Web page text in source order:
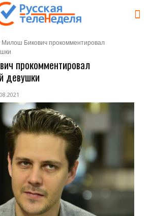
Милош Бикович прокомментировал
прокомментировал
девушки